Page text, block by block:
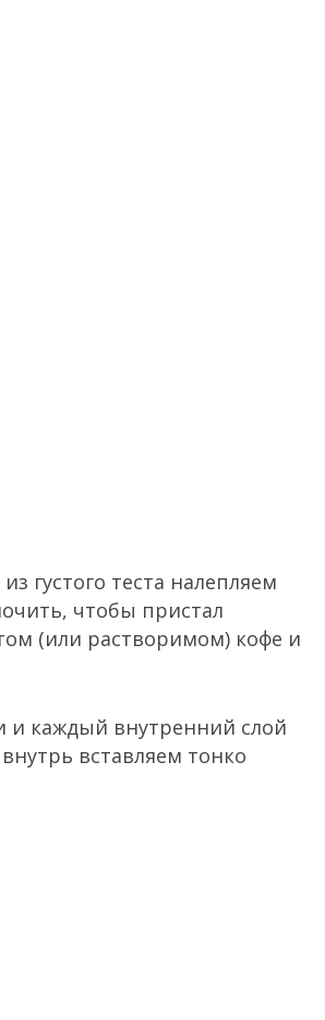
густого теста налепляем
чтобы пристал
(или растворимом) кофе и
и каждый внутренний слой
вставляем тонко